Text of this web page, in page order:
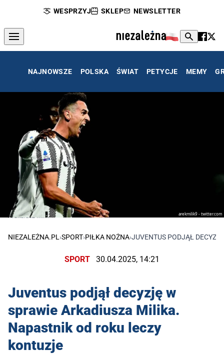
WESPRZYJ SKLEP NEWSLETTER
NAJNOWSZE POLSKA ŚWIAT PETYCJE MEMY
arekmilik9 - twitter.com
Arakdiusz Milik
NIEZALEŻNA.PL ›SPORT›PIŁKA NOŻNA›JUVENTUS PODJĄŁ
SPORT 30.04.2025, 14:21
Juventus podjął decyzję w
sprawie Arkadiusza Milika.
Napastnik od roku leczy
kontuzje